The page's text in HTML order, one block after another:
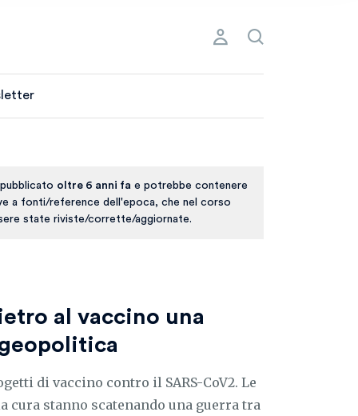
oltre 6 anni fa e potrebbe contenere
a fonti/reference dell'epoca, che nel corso
state riviste/corrette/aggiornate.
al vaccino una
di vaccino contro il SARS-CoV2. Le
cura stanno scatenando una guerra tra